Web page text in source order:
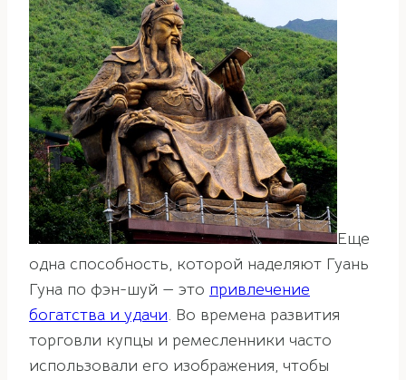
Еще
одна способность, которой наделяют Гуань
Гуна по фэн-шуй — это привлечение
богатства и удачи. Во времена развития
торговли купцы и ремесленники часто
использовали его изображения, чтобы